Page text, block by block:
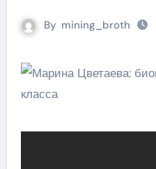
By mining_broth